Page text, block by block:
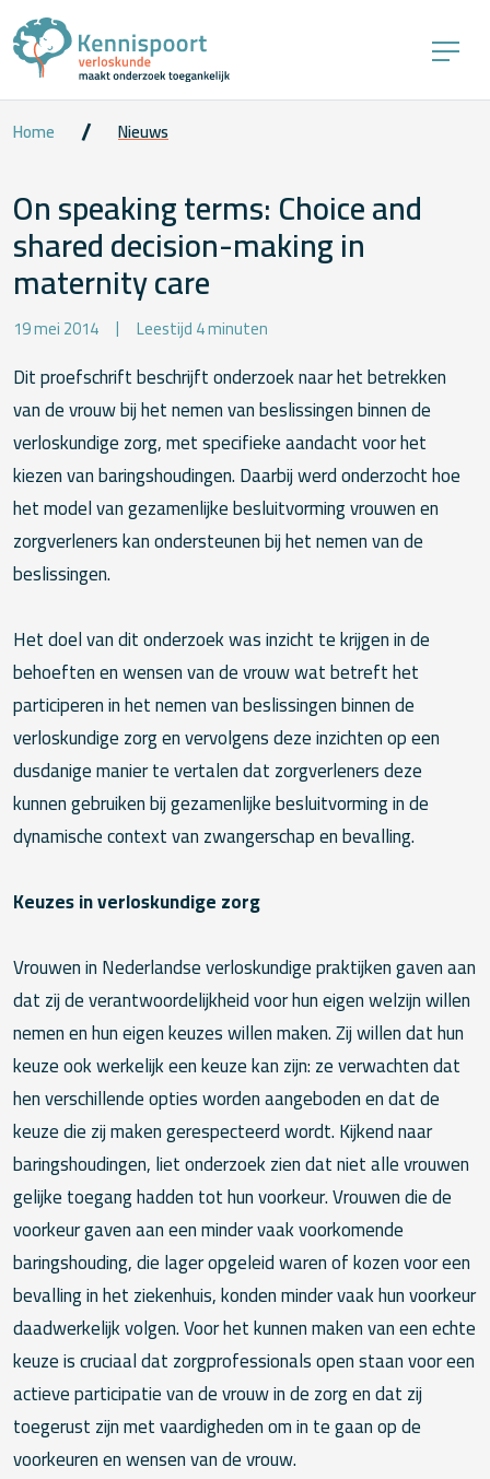
Home Nieuws
On speaking terms: Choice and
shared decision-making in
maternity care
19 mei 2014 Leestijd 4 minuten
Dit proefschrift beschrijft onderzoek naar het betrekken
van de vrouw bij het nemen van beslissingen binnen de
verloskundige zorg, met specifieke aandacht voor het
kiezen van baringshoudingen. Daarbij werd onderzocht hoe
het model van gezamenlijke besluitvorming vrouwen en
zorgverleners kan ondersteunen bij het nemen van de
beslissingen.
Het doel van dit onderzoek was inzicht te krijgen in de
behoeften en wensen van de vrouw wat betreft het
participeren in het nemen van beslissingen binnen de
verloskundige zorg en vervolgens deze inzichten op een
dusdanige manier te vertalen dat zorgverleners deze
kunnen gebruiken bij gezamenlijke besluitvorming in de
dynamische context van zwangerschap en bevalling.
Keuzes in verloskundige zorg
Vrouwen in Nederlandse verloskundige praktijken gaven aan
dat zij de verantwoordelijkheid voor hun eigen welzijn willen
nemen en hun eigen keuzes willen maken. Zij willen dat hun
keuze ook werkelijk een keuze kan zijn: ze verwachten dat
hen verschillende opties worden aangeboden en dat de
keuze die zij maken gerespecteerd wordt. Kijkend naar
baringshoudingen, liet onderzoek zien dat niet alle vrouwen
gelijke toegang hadden tot hun voorkeur. Vrouwen die de
voorkeur gaven aan een minder vaak voorkomende
baringshouding, die lager opgeleid waren of kozen voor een
bevalling in het ziekenhuis, konden minder vaak hun voorkeur
daadwerkelijk volgen. Voor het kunnen maken van een echte
keuze is cruciaal dat zorgprofessionals open staan voor een
actieve participatie van de vrouw in de zorg en dat zij
toegerust zijn met vaardigheden om in te gaan op de
voorkeuren en wensen van de vrouw.